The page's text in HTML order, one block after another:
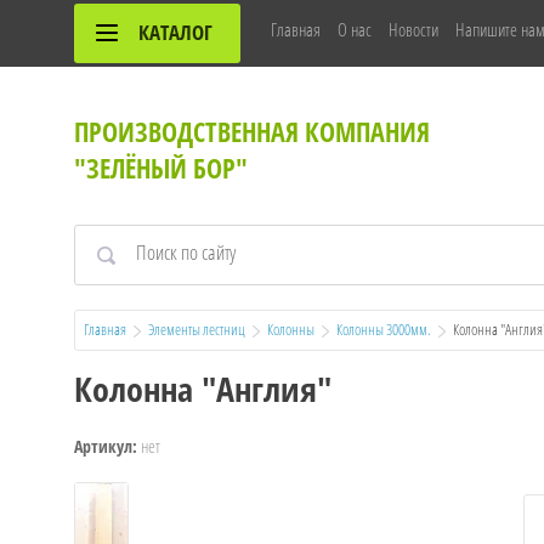
КАТАЛОГ Главная О нас Новости Напишите нам
ПРОИЗВОДСТВЕННАЯ КОМПАНИЯ
"ЗЕЛЁНЫЙ БОР"
Главная Элементы лестниц Колонны Колонны 3000мм.
Колонна
Колонна "Англия"
Артикул: нет